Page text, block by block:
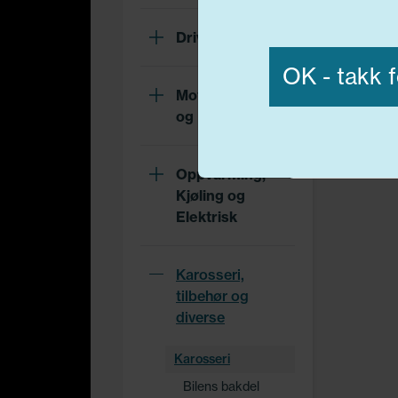
Drivverk
Motor, Drivstoff
og Eksos
Oppvarming,
Kjøling og
Elektrisk
Karosseri,
tilbehør og
diverse
Karosseri
Bilens bakdel
OK - takk